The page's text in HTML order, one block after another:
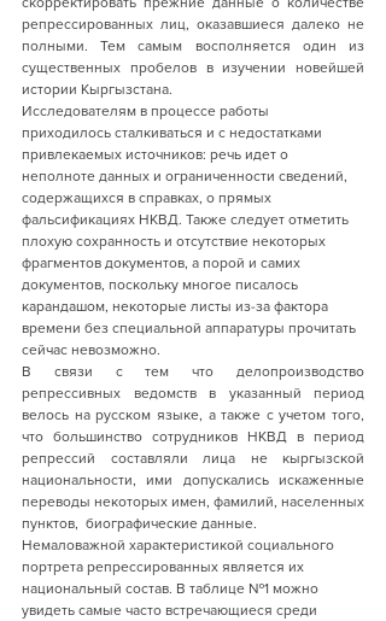
репрессированных лиц, оказавшиеся далеко не
полными. Тем самым восполняется один из
существенных пробелов в изучении новейшей
истории Кыргызстана.
Исследователям в процессе работы
приходилось сталкиваться и с недостатками
привлекаемых источников: речь идет о
неполноте данных и ограниченности сведений,
содержащихся в справках, о прямых
фальсификациях НКВД. Также следует отметить
плохую сохранность и отсутствие некоторых
фрагментов документов, а порой и самих
документов, поскольку многое писалось
карандашом, некоторые листы из-за фактора
времени без специальной аппаратуры прочитать
сейчас невозможно.
В связи с тем что делопроизводство
репрессивных ведомств в указанный период
велось на русском языке, а также с учетом того,
что большинство сотрудников НКВД в период
репрессий составляли лица не кыргызской
национальности, ими допускались искаженные
переводы некоторых имен, фамилий, населенных
пунктов,  биографические данные.
Немаловажной характеристикой социального
портрета репресси­рованных является их
национальный состав. В таблице №1 можно
увидеть самые часто встречающиеся среди